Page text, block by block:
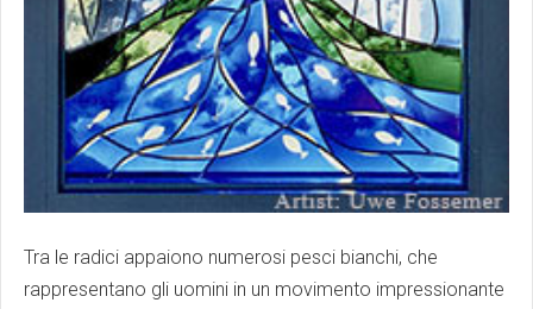
Tra le radici appaiono numerosi pesci bianchi, che
rappresentano gli uomini in un movimento impressionante